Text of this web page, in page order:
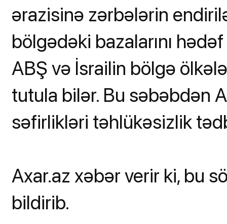
ərazisinə zərbələrin
bölgədəki bazalarını
ABŞ və İsrailin bölgə
tutula bilər. Bu səbəbdən
səfirlikləri təhlükəsizlik
Axar.az xəbər verir ki, bu
bildirib.